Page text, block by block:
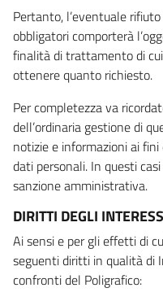
Pertanto, l’eventuale
obbligatori comporterà
finalità di trattamento di
ottenere quanto richiesto.
Per completezza va
dell’ordinaria gestione di
notizie e informazioni ai
dati personali. In questi
sanzione amministrativa.
DIRITTI DEGLI
Ai sensi e per gli effetti di
seguenti diritti in qualità di
confronti del Poligrafico: